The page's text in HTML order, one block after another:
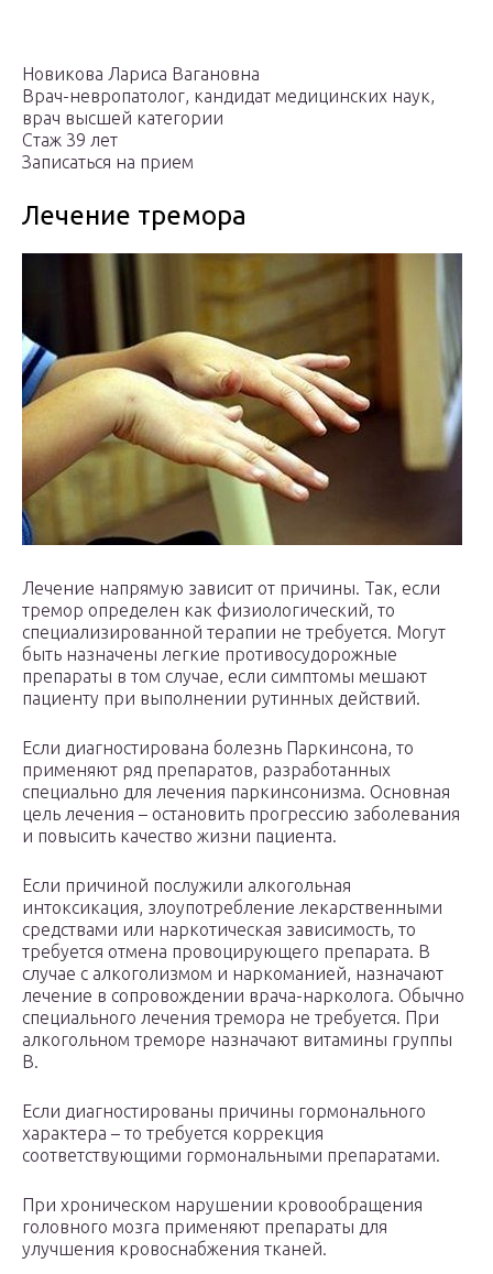
Новикова Лариса Вагановна
Врач-невропатолог, кандидат медицинских наук,
врач высшей категории
Стаж 39 лет
Записаться на прием
Лечение тремора
Лечение напрямую зависит от причины. Так, если
тремор определен как физиологический, то
специализированной терапии не требуется. Могут
быть назначены легкие противосудорожные
препараты в том случае, если симптомы мешают
пациенту при выполнении рутинных действий.
Если диагностирована болезнь Паркинсона, то
применяют ряд препаратов, разработанных
специально для лечения паркинсонизма. Основная
цель лечения – остановить прогрессию заболевания
и повысить качество жизни пациента.
Если причиной послужили алкогольная
интоксикация, злоупотребление лекарственными
средствами или наркотическая зависимость, то
требуется отмена провоцирующего препарата. В
случае с алкоголизмом и наркоманией, назначают
лечение в сопровождении врача-нарколога. Обычно
специального лечения тремора не требуется. При
алкогольном треморе назначают витамины группы
В.
Если диагностированы причины гормонального
характера – то требуется коррекция
соответствующими гормональными препаратами.
При хроническом нарушении кровообращения
головного мозга применяют препараты для
улучшения кровоснабжения тканей.